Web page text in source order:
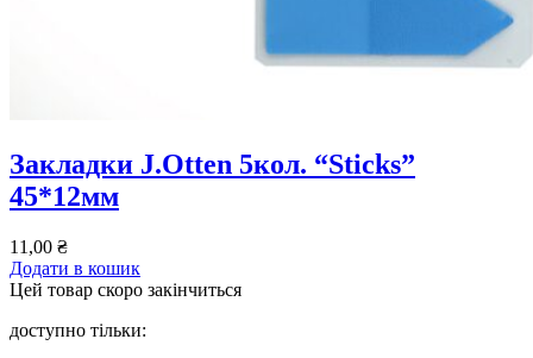
Закладки J.Otten 5кол. “Sticks”
45*12мм
11,00 ₴
Додати в кошик
Цей товар скоро закінчиться
доступно тільки: